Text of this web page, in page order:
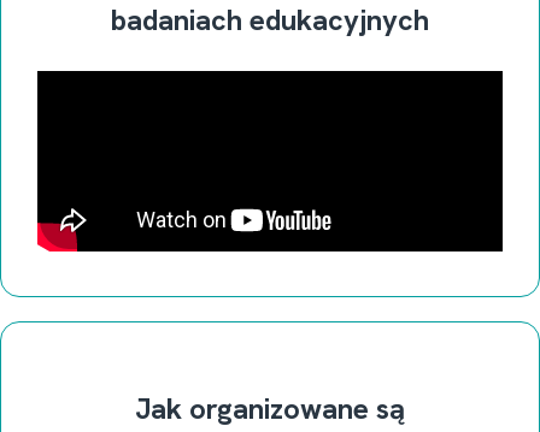
badaniach edukacyjnych
Jak organizowane są